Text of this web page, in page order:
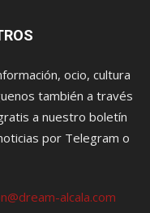
ocio, cultura
también a través
a nuestro boletín
por Telegram o
alcala.com